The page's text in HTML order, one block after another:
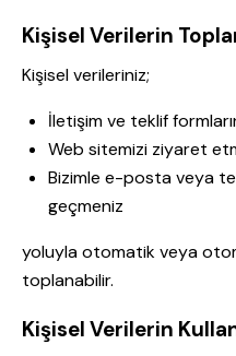
Kişisel Verilerin
Kişisel verileriniz;
İletişim ve teklif
Web sitemizi ziyaret
Bizimle e-posta veya
geçmeniz
yoluyla otomatik veya
toplanabilir.
Kişisel Verilerin